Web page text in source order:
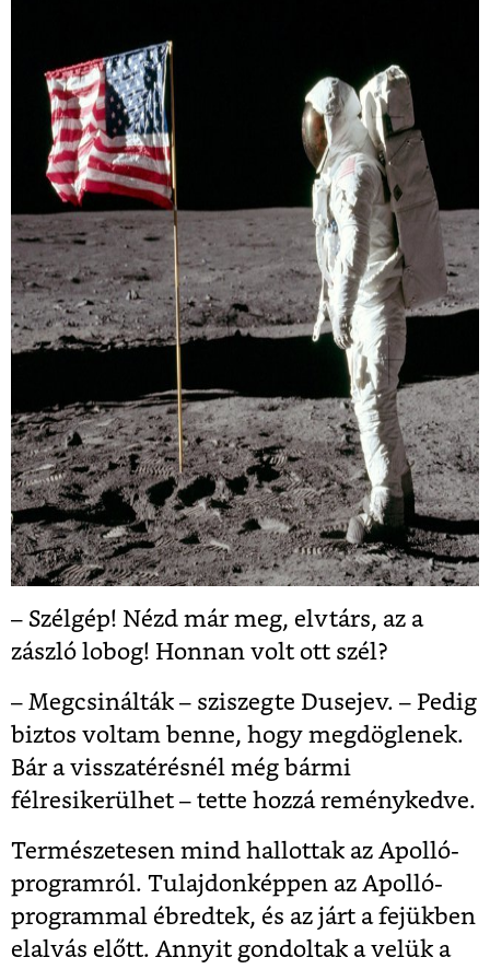
– Szélgép! Nézd már meg, elvtárs, az a
zászló lobog! Honnan volt ott szél?
– Megcsinálták – sziszegte Dusejev. – Pedig
biztos voltam benne, hogy megdöglenek.
Bár a visszatérésnél még bármi
félresikerülhet – tette hozzá reménykedve.
Természetesen mind hallottak az Apolló-
programról. Tulajdonképpen az Apolló-
programmal ébredtek, és az járt a fejükben
elalvás előtt. Annyit gondoltak a velük a